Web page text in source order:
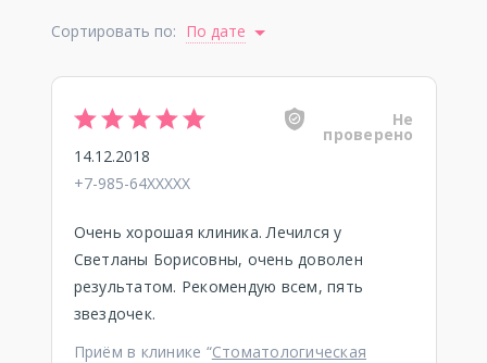
Сортировать по: По дате
Не
проверено
14.12.2018
+7-985-64XXXXX
Очень хорошая клиника. Лечился у
Светланы Борисовны, очень доволен
результатом. Рекомендую всем, пять
звездочек.
Приём в клинике “Стоматологическая